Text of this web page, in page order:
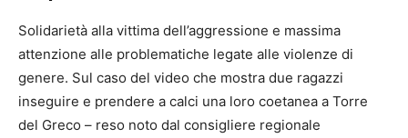
00:00
Solidarietà alla vittima dell’aggressione e massima
attenzione alle problematiche legate alle violenze di
genere. Sul caso del video che mostra due ragazzi
inseguire e prendere a calci una loro coetanea a Torre
del Greco – reso noto dal consigliere regionale